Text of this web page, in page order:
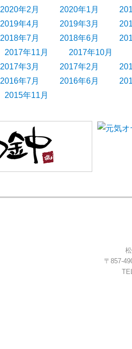
2020年2月 2020年1月
2019年4月 2019年3月
2018年7月 2018年6月
2017年11月
2017年10月
2017年3月 2017年2月
2016年7月 2016年6月
2015年11月
〒857-